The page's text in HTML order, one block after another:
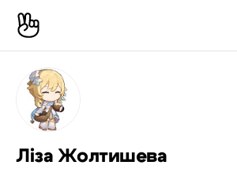
Ліза Жолтишева